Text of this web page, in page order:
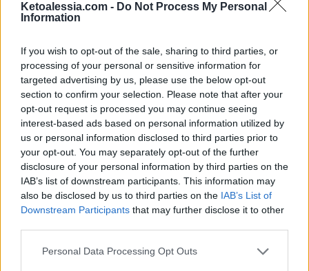
Ketoalessia.com - Do Not Process My Personal
Information
If you wish to opt-out of the sale, sharing to third parties, or
processing of your personal or sensitive information for
targeted advertising by us, please use the below opt-out
section to confirm your selection. Please note that after your
opt-out request is processed you may continue seeing
interest-based ads based on personal information utilized by
us or personal information disclosed to third parties prior to
your opt-out. You may separately opt-out of the further
disclosure of your personal information by third parties on the
IAB’s list of downstream participants. This information may
also be disclosed by us to third parties on the IAB’s List of
Downstream Participants that may further disclose it to other
Personal Data Processing Opt Outs
Questo articolocontiene link di
affiliazione.In qualità di Associate
Amazon, guadagno una piccola
commissione dagli acquisti idonei.
L’affiliazione mi aiuta a coprire le spese
associate alla gestione di questo sito. Per
te non ci sono costi aggiuntivi.